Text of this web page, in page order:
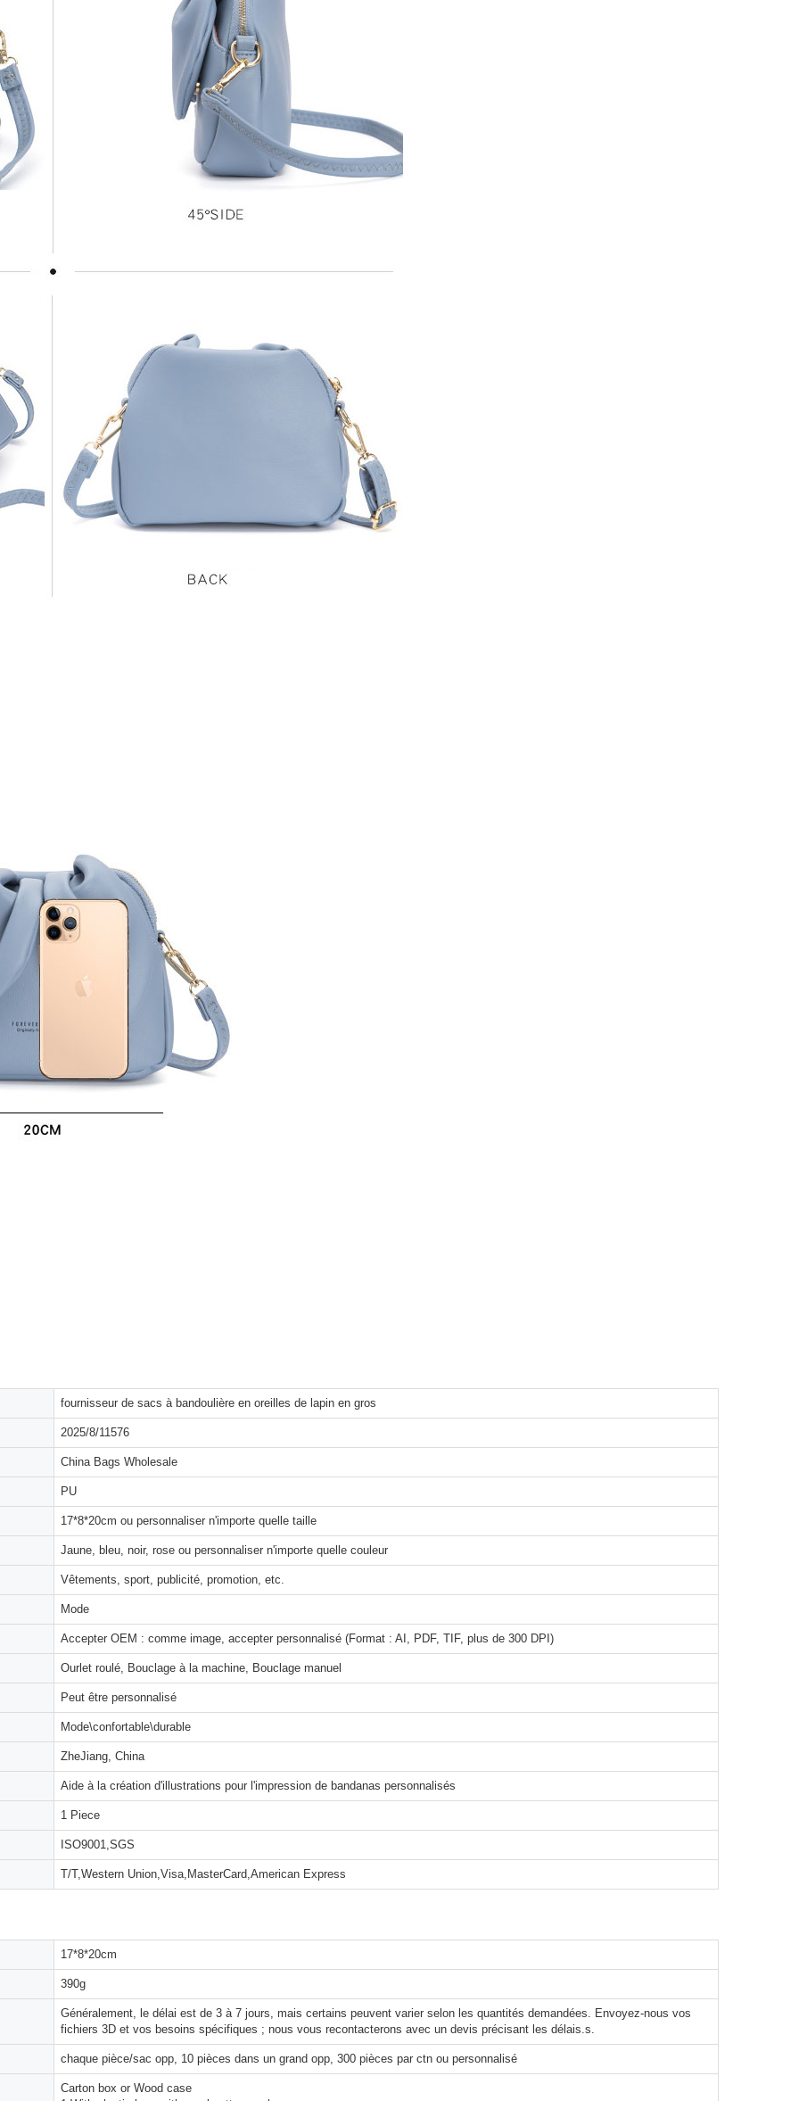
fournisseur de sacs à bandoulière en oreilles de lapin en gros
2025/8/11576
China Bags Wholesale
PU
17*8*20cm ou personnaliser n'importe quelle taille
Jaune, bleu, noir, rose ou personnaliser n'importe quelle couleur
Vêtements, sport, publicité, promotion, etc.
Mode
Accepter OEM : comme image, accepter personnalisé (Format : AI, PDF, TIF, plus de 300 DPI)
Ourlet roulé, Bouclage à la machine, Bouclage manuel
Peut être personnalisé
Mode\confortable\durable
ZheJiang, China
Aide à la création d'illustrations pour l'impression de bandanas personnalisés
1 Piece
ISO9001,SGS
T/T,Western Union,Visa,MasterCard,American Express
17*8*20cm
390g
Généralement, le délai est de 3 à 7 jours, mais certains peuvent varier selon les quantités demandées. Envoyez-nous vos
fichiers 3D et vos besoins spécifiques ; nous vous recontacterons avec un devis précisant les délais.s.
chaque pièce/sac opp, 10 pièces dans un grand opp, 300 pièces par ctn ou personnalisé
Carton box or Wood case